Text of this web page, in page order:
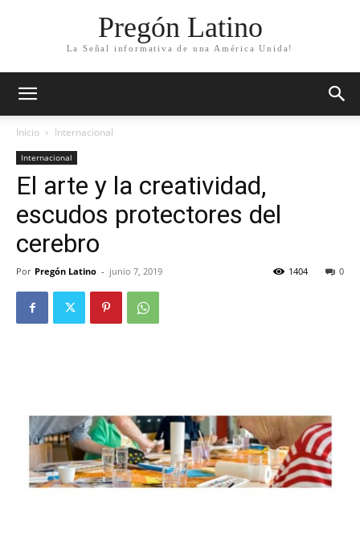
Pregón Latino
La Señal informativa de una América Unida!
Inicio Internacional
Internacional
El arte y la creatividad,
escudos protectores del
cerebro
Por Pregón Latino - junio 7, 2019 0
1404